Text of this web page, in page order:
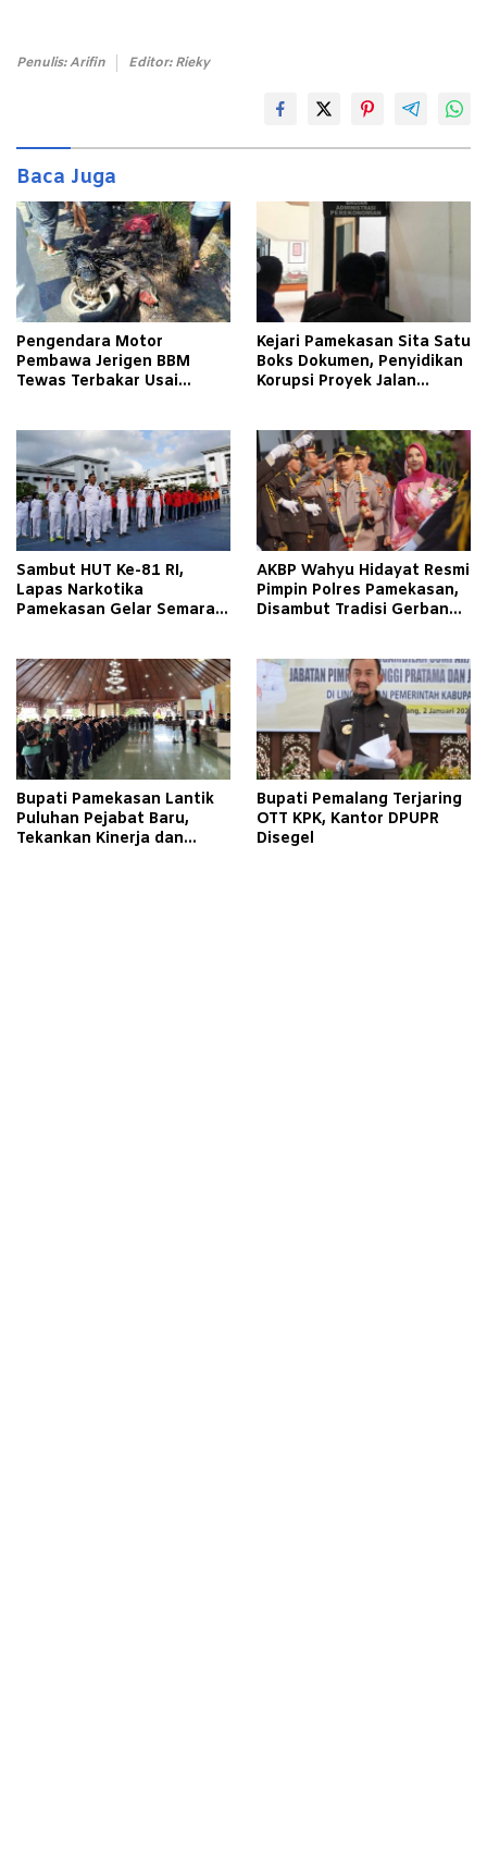
Penulis: Arifin Editor: Rieky
Baca Juga
Pengendara Motor
Pembawa Jerigen BBM
Tewas Terbakar Usai
Pamekasan
Kejari Pamekasan Sita Satu
Boks Dokumen, Penyidikan
Korupsi Proyek Jalan
Sambut HUT Ke-81 RI,
Lapas Narkotika
Pamekasan Gelar Semarak
AKBP Wahyu Hidayat Resmi
Pimpin Polres Pamekasan,
Disambut Tradisi Gerbang
Bupati Pamekasan Lantik
Puluhan Pejabat Baru,
Tekankan Kinerja dan
Bupati Pemalang Terjaring
OTT KPK, Kantor DPUPR
Disegel